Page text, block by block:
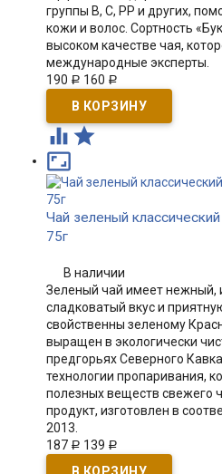
группы В, С, РР и других,
кожи и волос. Сортность
высоком качестве чая,
международные эксперты.
190 Р 160 Р
 

Чай зеленый
75г
В наличии
Зеленый чай имеет нежный,
сладковатый вкус и
свойственны зеленому
выращен в экологически
предгорьях Северного
технологии пропаривания,
полезных веществ свежего
продукт, изготовлен в
2013.
187 Р 139 Р